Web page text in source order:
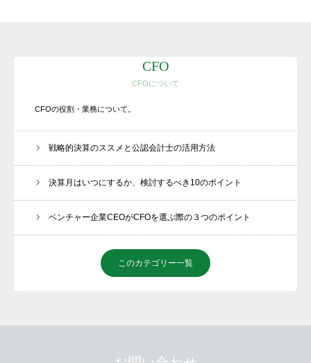
CFO
CFOについて
CFOの役割・業務について。
戦略的決算のススメと公認会計士の活用方法
決算月はいつにするか、検討するべき10のポイント
ベンチャー企業CEOがCFOを選ぶ際の３つのポイント
このカテゴリー一覧
そとCFO®
サービス内容
ご質問
BLOG
NEWS